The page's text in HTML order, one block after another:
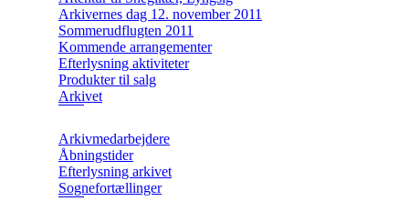
Arkivernes dag 12. november 2011
Sommerudflugten 2011
Kommende arrangementer
Efterlysning aktiviteter
Produkter til salg
Arkivet
Arkivmedarbejdere
Åbningstider
Efterlysning arkivet
Sognefortællinger